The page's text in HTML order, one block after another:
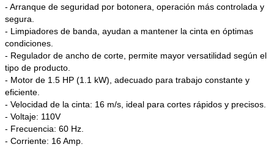
- Arranque de seguridad por botonera, operación más controlada y
segura.
- Limpiadores de banda, ayudan a mantener la cinta en óptimas
condiciones.
- Regulador de ancho de corte, permite mayor versatilidad según el
tipo de producto.
- Motor de 1.5 HP (1.1 kW), adecuado para trabajo constante y
eficiente.
- Velocidad de la cinta: 16 m/s, ideal para cortes rápidos y precisos.
- Voltaje: 110V
- Frecuencia: 60 Hz.
- Corriente: 16 Amp.